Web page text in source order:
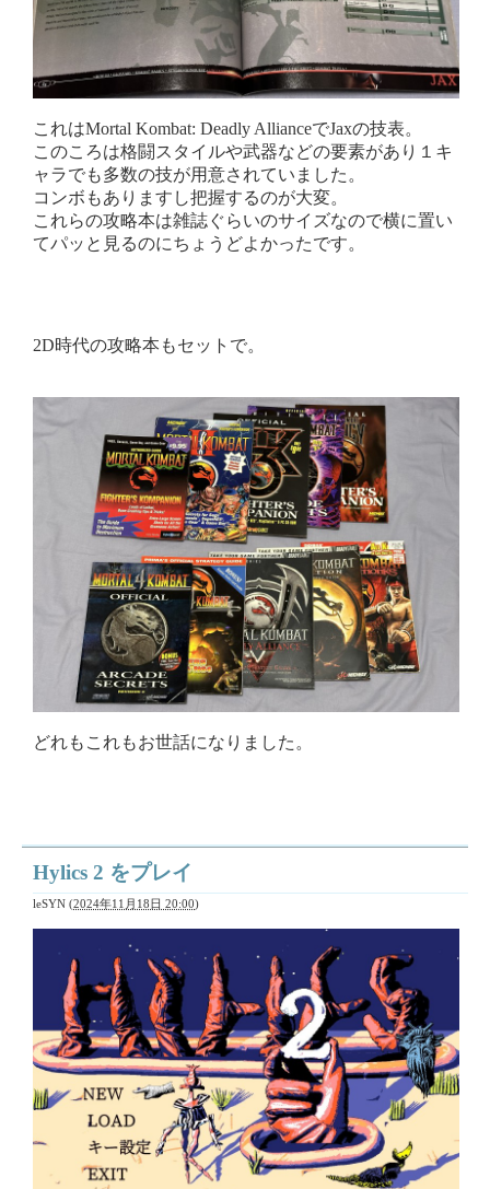
これはMortal Kombat: Deadly AllianceでJaxの技表。
このころは格闘スタイルや武器などの要素があり１キ
ャラでも多数の技が用意されていました。
コンボもありますし把握するのが大変。
これらの攻略本は雑誌ぐらいのサイズなので横に置い
てパッと見るのにちょうどよかったです。
2D時代の攻略本もセットで。
どれもこれもお世話になりました。
Hylics 2 をプレイ
leSYN (2024年11月18日 20:00)